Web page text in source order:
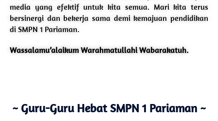
media yang efektif untuk kita semua. Mari kita terus
bersinergi dan bekerja sama demi kemajuan pendidikan
di SMPN 1 Pariaman.
Wassalamu’alaikum Warahmatullahi Wabarakatuh.
~ Guru-Guru Hebat SMPN 1 Pariaman ~